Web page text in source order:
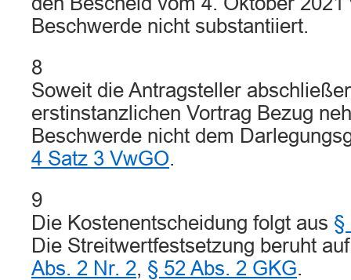
Beschwerde nicht substantiiert.
8
Soweit die Antragsteller
erstinstanzlichen Vortrag Bezug
Beschwerde nicht dem
4 Satz 3 VwGO.
9
Die Kostenentscheidung folgt aus §
Die Streitwertfestsetzung beruht
Abs. 2 Nr. 2, § 52 Abs. 2 GKG.